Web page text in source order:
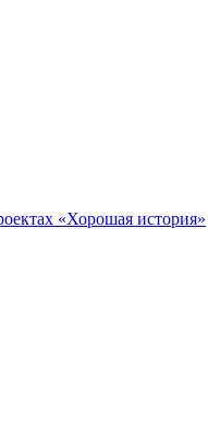
«Хорошая история»